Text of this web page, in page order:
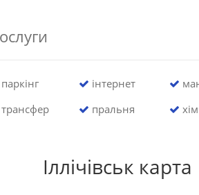
інтернет
пральня
Іллічівськ карта